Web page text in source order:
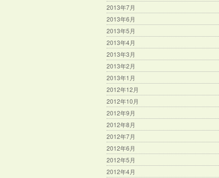
2013年7月
2013年6月
2013年5月
2013年4月
2013年3月
2013年2月
2013年1月
2012年12月
2012年10月
2012年9月
2012年8月
2012年7月
2012年6月
2012年5月
2012年4月